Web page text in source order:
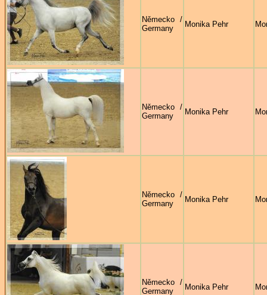
Německo /
Germany
Monika Pehr
Německo /
Germany
Monika Pehr
Německo /
Germany
Monika Pehr
Německo /
Germany
Monika Pehr